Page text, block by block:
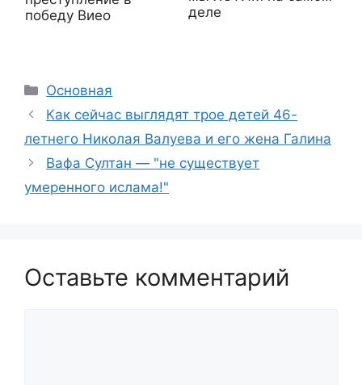
победу Виео
деле
Рубрики
Основная
Как сейчас выглядят трое детей 46-
летнего Николая Валуева и его жена Галина
Вафа Султан — "не существует
умеренного ислама!"
Оставьте комментарий